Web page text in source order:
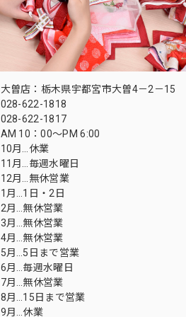
大曽店：栃木県宇都宮市大曽4－2－15
028-622-1818
028-622-1817
AM 10：00～PM 6:00
10月…休業
11月…毎週水曜日
12月…無休営業
1月…1日・2日
2月…無休営業
3月…無休営業
4月…無休営業
5月…5日まで営業
6月…毎週水曜日
7月…無休営業
8月…15日まで営業
9月…休業